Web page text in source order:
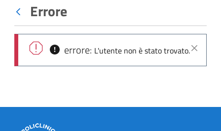
Indietro
Errore
Chiudi
errore: L'utente non è stato trovato.